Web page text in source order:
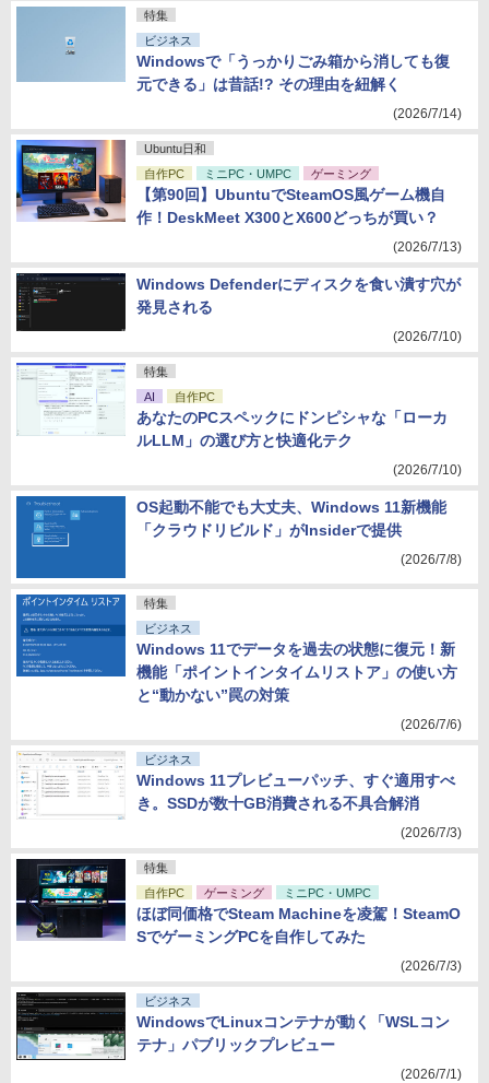
特集
ビジネス
Windowsで「うっかりごみ箱から消しても復
元できる」は昔話!? その理由を紐解く
(2026/7/14)
Ubuntu日和
自作PC
ミニPC・UMPC ゲーミング
【第90回】UbuntuでSteamOS風ゲーム機自
作！DeskMeet X300とX600どっちが買い？
(2026/7/13)
Windows Defenderにディスクを食い潰す穴が
発見される
(2026/7/10)
特集
AI
自作PC
あなたのPCスペックにドンピシャな「ローカ
ルLLM」の選び方と快適化テク
(2026/7/10)
OS起動不能でも大丈夫、Windows 11新機能
「クラウドリビルド」がInsiderで提供
(2026/7/8)
特集
ビジネス
Windows 11でデータを過去の状態に復元！新
機能「ポイントインタイムリストア」の使い方
と“動かない”罠の対策
(2026/7/6)
ビジネス
Windows 11プレビューパッチ、すぐ適用すべ
き。SSDが数十GB消費される不具合解消
(2026/7/3)
特集
自作PC
ゲーミング ミニPC・UMPC
ほぼ同価格でSteam Machineを凌駕！SteamO
SでゲーミングPCを自作してみた
(2026/7/3)
ビジネス
WindowsでLinuxコンテナが動く「WSLコン
テナ」パブリックプレビュー
(2026/7/1)